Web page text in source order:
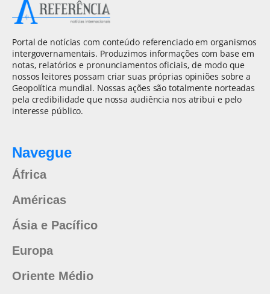
Portal de notícias com conteúdo referenciado em organismos
intergovernamentais. Produzimos informações com base em
notas, relatórios e pronunciamentos oficiais, de modo que
nossos leitores possam criar suas próprias opiniões sobre a
Geopolítica mundial. Nossas ações são totalmente norteadas
pela credibilidade que nossa audiência nos atribui e pelo
interesse público.
Navegue
África
Américas
Ásia e Pacífico
Europa
Oriente Médio